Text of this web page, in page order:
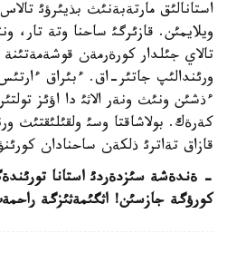
استانالئق مارتةبةنئث بذيئرؤئ
ويلايمئن. قازئرگئ ساحنا وتة تار،
تالاي جئلدار كورةرمةن قوشةمةتئنة
ورئندالئپ جاتئر-اق. ءبئراق
ءذشئن ونئث ونةر الاثئ دا اؤئز
كةرةك. بولاشاقتا وسئ ولقئلئقتئث
قازاق تةاترئ ذلكةن ساحنادان
- ةندةشة سئزدةردئ استانا
كورؤگة جازسئن! اثگئمةثئزگة